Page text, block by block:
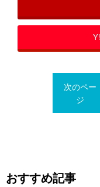
次のペー
ジ
おすすめ記事